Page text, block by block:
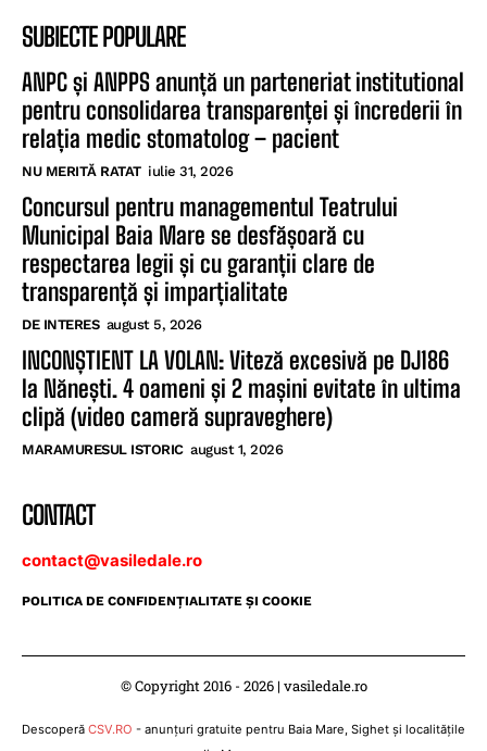
SUBIECTE POPULARE
ANPC și ANPPS anunță un parteneriat institutional
pentru consolidarea transparenței și încrederii în
relația medic stomatolog – pacient
NU MERITĂ RATAT iulie 31, 2026
Concursul pentru managementul Teatrului
Municipal Baia Mare se desfășoară cu
respectarea legii și cu garanții clare de
transparență și imparțialitate
DE INTERES august 5, 2026
INCONȘTIENT LA VOLAN: Viteză excesivă pe DJ186
la Nănești. 4 oameni și 2 mașini evitate în ultima
clipă (video cameră supraveghere)
MARAMURESUL ISTORIC august 1, 2026
CONTACT
contact@vasiledale.ro
POLITICA DE CONFIDENŢIALITATE ŞI COOKIE
© Copyright 2016 - 2026 | vasiledale.ro
Descoperă CSV.RO - anunțuri gratuite pentru Baia Mare, Sighet și localitățile